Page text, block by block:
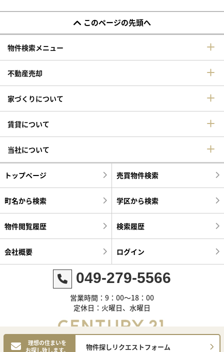
理想の住まいを
お探し致します。
物件探しリクエストフォーム
このページの先頭へ
物件検索メニュー
不動産売却
家づくりについて
賃貸について
当社について
トップページ 売買物件検索
町名から検索 学区から検索
物件閲覧履歴 検索履歴
会社概要 ログイン
049-279-5566
営業時間：9：00～18：00
定休日：火曜日、水曜日